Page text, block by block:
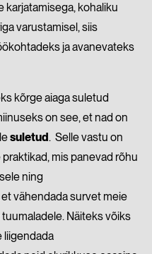
karjatamisega, kohaliku
varustamisel, siis
ja avanevateks
kõrge aiaga suletud
on see, et nad on
suletud. Selle vastu on
mis panevad rõhu
ning
vähendada survet meie
Näiteks võiks
liigendada